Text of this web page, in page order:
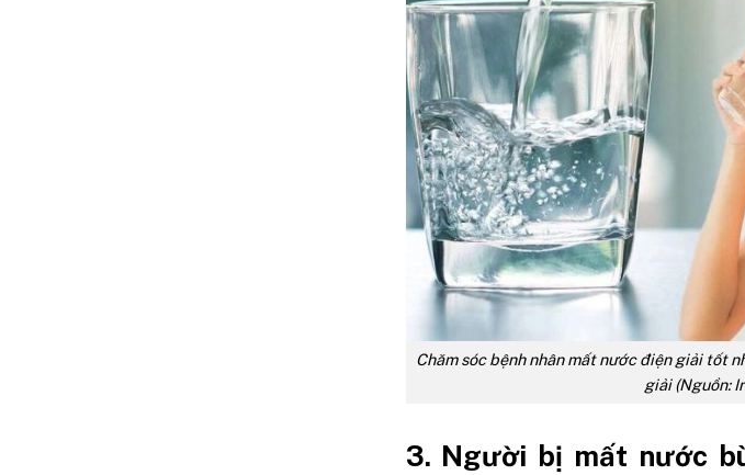
Chăm sóc bệnh nhân mất nước điện giải tốt
giải (Nguồn:
3. Người bị mất nước